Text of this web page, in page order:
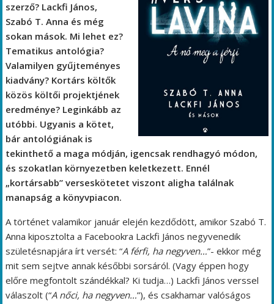
szerző? Lackfi János,
Szabó T. Anna és még
sokan mások. Mi lehet ez?
Tematikus antológia?
Valamilyen gyűjteményes
kiadvány? Kortárs költők
közös költői projektjének
eredménye? Leginkább az
utóbbi. Ugyanis a kötet,
bár antológiának is
tekinthető a maga módján, igencsak rendhagyó módon,
és szokatlan környezetben keletkezett. Ennél
„kortársabb” verseskötetet viszont aligha találnak
manapság a könyvpiacon.
A történet valamikor január elején kezdődött, amikor Szabó T.
Anna kiposztolta a Facebookra Lackfi János negyvenedik
születésnapjára írt versét: “A férfi, ha negyven…”- ekkor még
mit sem sejtve annak későbbi sorsáról. (Vagy éppen hogy
előre megfontolt szándékkal? Ki tudja…) Lackfi János verssel
válaszolt (“A nőci, ha negyven…”), és csakhamar valóságos